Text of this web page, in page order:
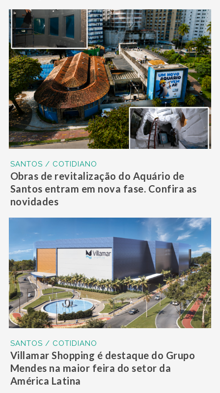
SANTOS / COTIDIANO
Obras de revitalização do Aquário de
Santos entram em nova fase. Confira as
novidades
SANTOS / COTIDIANO
Villamar Shopping é destaque do Grupo
Mendes na maior feira do setor da
América Latina